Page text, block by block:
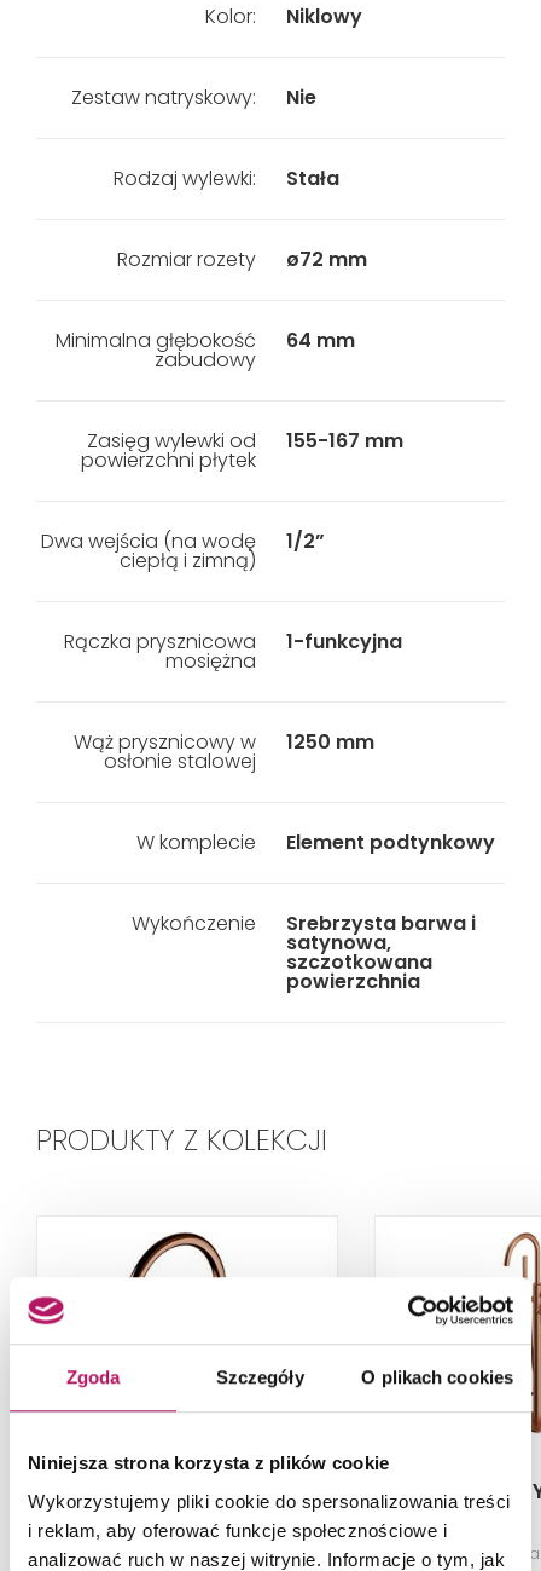
Zgoda Szczegóły O plikach cookies
Niniejsza strona korzysta z plików cookie
Wykorzystujemy pliki cookie do spersonalizowania treści
i reklam, aby oferować funkcje społecznościowe i
analizować ruch w naszej witrynie. Informacje o tym, jak
Kolor: Niklowy
Zestaw natryskowy: Nie
Rodzaj wylewki: Stała
Rozmiar rozety ø72 mm
Minimalna głębokość
zabudowy
64 mm
Zasięg wylewki od
powierzchni płytek
155-167 mm
Dwa wejścia (na wodę
ciepłą i zimną)
1/2”
Rączka prysznicowa
mosiężna
1-funkcyjna
Wąż prysznicowy w
osłonie stalowej
1250 mm
W komplecie Element podtynkowy
Wykończenie Srebrzysta barwa i
satynowa,
szczotkowana
powierzchnia
PRODUKTY Z KOLEKCJI
Omnires Y Y1251CP
Bateria zlewozmywakowa, miedź
Omnires Y
Bateria